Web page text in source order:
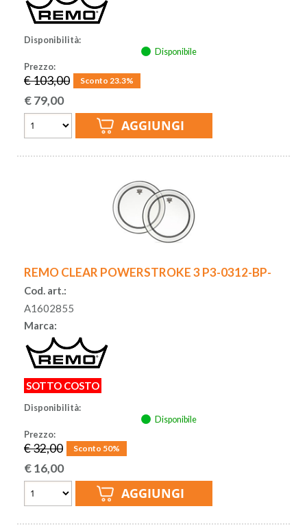
Disponibilità:
Disponibile
Prezzo:
€ 103,00 Sconto 23.3%
€79,00
REMO CLEAR POWERSTROKE 3 P3-0312-BP-
Cod. art.:
A1602855
Marca:
SOTTO COSTO
Disponibilità:
Disponibile
Prezzo:
€ 32,00 Sconto 50%
€16,00